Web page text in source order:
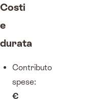
Costi
e
durata
Contributo
spese:
€